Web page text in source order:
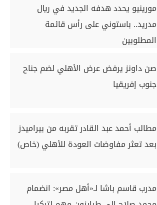
مورينيو يحدد هدفه الجديد في ريال
مدريد.. باستوني على رأس قائمة
المطلوبين
صن داونز يرفض عرض الأهلي لضم جناح
جنوب إفريقيا
مطالب أحمد عبد القادر تقربه من بيراميدز
بعد تعثر مفاوضات العودة للأهلي (خاص)
مدرب قاسم باشا لـ«أهل مصر»: انضمام